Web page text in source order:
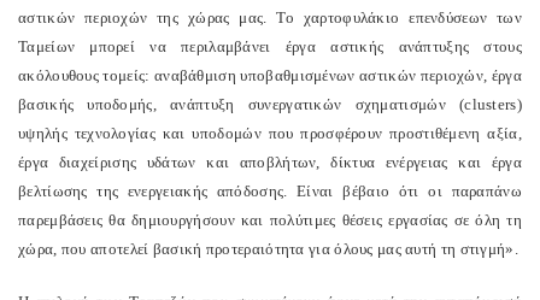
αστικών περιοχών της χώρας μας. Το χαρτοφυλάκιο επενδύσεων των
Ταμείων μπορεί να περιλαμβάνει έργα αστικής ανάπτυξης στους
ακόλουθους τομείς: αναβάθμιση υποβαθμισμένων αστικών περιοχών, έργα
βασικής υποδομής, ανάπτυξη συνεργατικών σχηματισμών (clusters)
υψηλής τεχνολογίας και υποδομών που προσφέρουν προστιθέμενη αξία,
έργα διαχείρισης υδάτων και αποβλήτων, δίκτυα ενέργειας και έργα
βελτίωσης της ενεργειακής απόδοσης. Είναι βέβαιο ότι οι παραπάνω
παρεμβάσεις θα δημιουργήσουν και πολύτιμες θέσεις εργασίας σε όλη τη
χώρα, που αποτελεί βασική προτεραιότητα για όλους μας αυτή τη στιγμή».